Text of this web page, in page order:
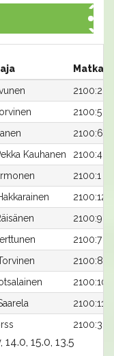
2100:2
2100:5
2100:6
Kauhanen
2100:4
2100:1
2100:12
2100:9
2100:7
2100:8
2100:10
2100:11
2100:3
15.0, 13.5